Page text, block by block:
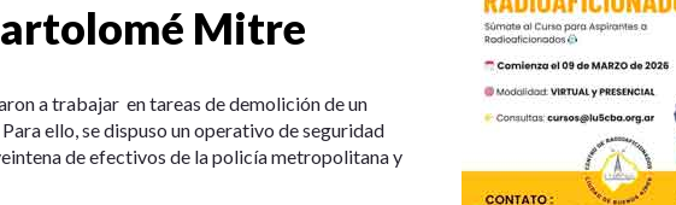
Mitre
a trabajar en tareas de demolición de un
ello, se dispuso un operativo de seguridad
de efectivos de la policía metropolitana y